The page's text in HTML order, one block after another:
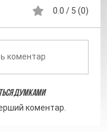
0.0 / 5 (0)
коментар
думками
коментар.